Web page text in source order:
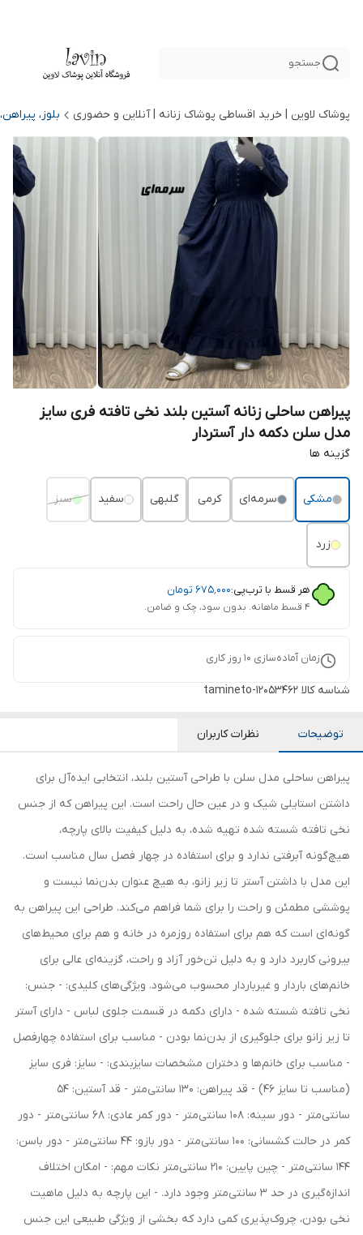
جستجو
پوشاک لاوین | خرید اقساطی پوشاک زنانه | آنلاین و حضوری بلوز،
پیراهن ساحلی زنانه آستین بلند نخی تافته فری سایز
مدل سلن دکمه دار آستردار
گزینه ها
مشکی سرمه‌ای کرمی گلبهی سفید سبز
زرد
هر قسط با ترب‌پی:۶۷۵٬۰۰۰ تومان
۴ قسط ماهانه. بدون سود، چک و ضامن.
زمان آماده‌سازی 10 روز کاری
شناسه کالا tamineto-12053462
توضیحات نظرات کاربران
پیراهن ساحلی مدل سلن با طراحی آستین بلند، انتخابی ایده‌آل برای
داشتن استایلی شیک و در عین حال راحت است. این پیراهن که از جنس
نخی تافته شسته شده تهیه شده، به دلیل کیفیت بالای پارچه،
هیچ‌گونه آبرفتی ندارد و برای استفاده در چهار فصل سال مناسب است.
این مدل با داشتن آستر تا زیر زانو، به هیچ عنوان بدن‌نما نیست و
پوششی مطمئن و راحت را برای شما فراهم می‌کند. طراحی این پیراهن به
گونه‌ای است که هم برای استفاده روزمره در خانه و هم برای محیط‌های
بیرونی کاربرد دارد و به دلیل تن‌خور آزاد و راحت، گزینه‌ای عالی برای
خانم‌های باردار و غیرباردار محسوب می‌شود. ویژگی‌های کلیدی: - جنس:
نخی تافته شسته شده - دارای دکمه در قسمت جلوی لباس - دارای آستر
تا زیر زانو برای جلوگیری از بدن‌نما بودن - مناسب برای استفاده چهارفصل
- مناسب برای خانم‌ها و دختران مشخصات سایزبندی: - سایز: فری سایز
(مناسب تا سایز 46) - قد پیراهن: 130 سانتی‌متر - قد آستین: 54
سانتی‌متر - دور سینه: 108 سانتی‌متر - دور کمر عادی: 68 سانتی‌متر - دور
کمر در حالت کشسانی: 100 سانتی‌متر - دور بازو: 44 سانتی‌متر - دور باسن:
144 سانتی‌متر - چین پایین: 210 سانتی‌متر نکات مهم: - امکان اختلاف
اندازه‌گیری در حد 3 سانتی‌متر وجود دارد. - این پارچه به دلیل ماهیت
نخی بودن، چروک‌پذیری کمی دارد که بخشی از ویژگی طبیعی این جنس